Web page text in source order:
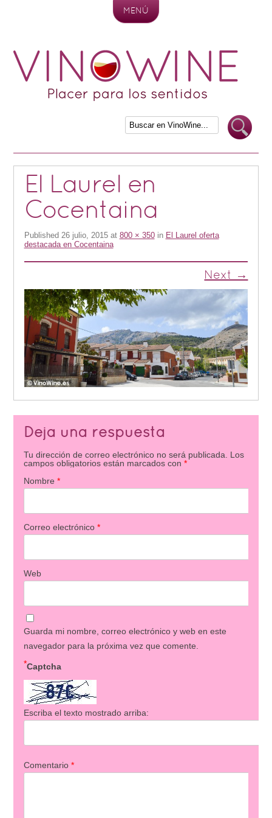
MENÚ
El Laurel en
Cocentaina
Published 26 julio, 2015at 800 × 350in El Laurel oferta
destacada en Cocentaina
Next →
Deja una respuesta
Tu dirección de correo electrónico no será publicada.
Los
campos obligatorios están marcados con *
Nombre *
Correo electrónico *
Web
Guarda mi nombre, correo electrónico y web en este
navegador para la próxima vez que comente.
Captcha
*
Escriba el texto mostrado arriba:
Comentario *